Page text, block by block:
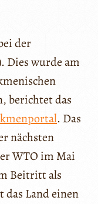
der
Dies wurde am
berichtet das
. Das
nächsten
WTO im Mai
Beitritt als
Land einen